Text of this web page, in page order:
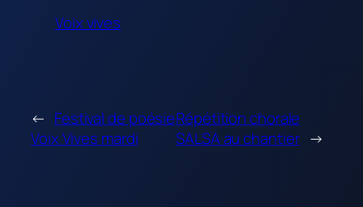
Voix vives
← Festival de poésie
Voix Vives mardi
Répétition chorale
SALSA au chantier →